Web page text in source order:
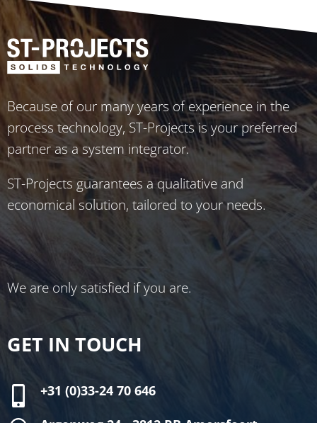
Because of our many years of experience in the
process technology, ST-Projects is your preferred
partner as a system integrator.
ST-Projects guarantees a qualitative and
economical solution, tailored to your needs.
We are only satisfied if you are.
GET IN TOUCH
+31 (0)33-24 70 646